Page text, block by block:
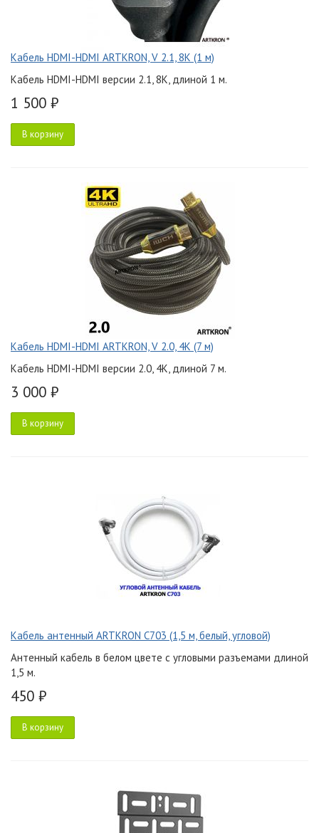
Кабель HDMI-HDMI ARTKRON, V 2.1, 8K (1 м)
Кабель HDMI-HDMI версии 2.1, 8K, длиной 1 м.
1 500 ₽
В корзину
Кабель HDMI-HDMI ARTKRON, V 2.0, 4K (7 м)
Кабель HDMI-HDMI версии 2.0, 4K, длиной 7 м.
3 000 ₽
В корзину
Кабель антенный ARTKRON C703 (1,5 м, белый, угловой)
Антенный кабель в белом цвете с угловыми разъемами длиной
1,5 м.
450 ₽
В корзину